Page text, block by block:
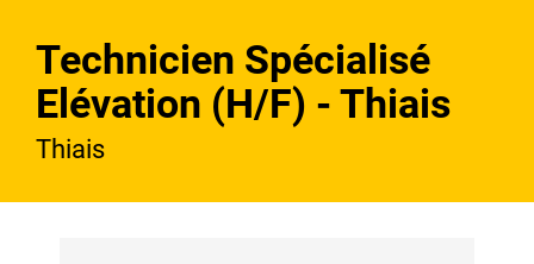
Technicien Spécialisé
Elévation (H/F) - Thiais
Thiais